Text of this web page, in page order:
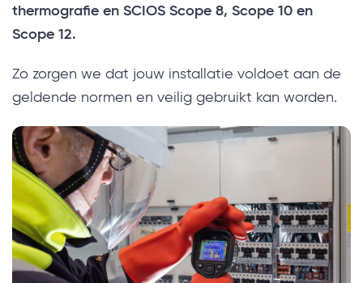
thermografie en SCIOS Scope 8, Scope 10 en
Scope 12.
Zo zorgen we dat jouw installatie voldoet aan de
geldende normen en veilig gebruikt kan worden.